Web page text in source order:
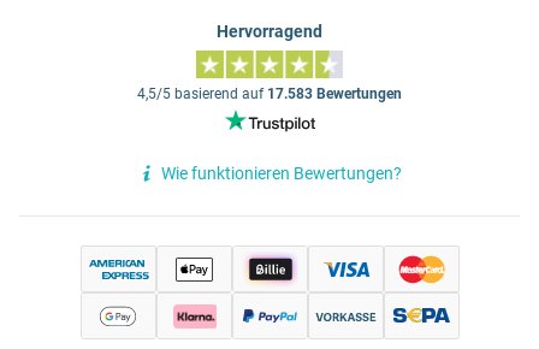
Hervorragend
4,5/5 basierend auf 17.583 Bewertungen
Wie funktionieren Bewertungen?